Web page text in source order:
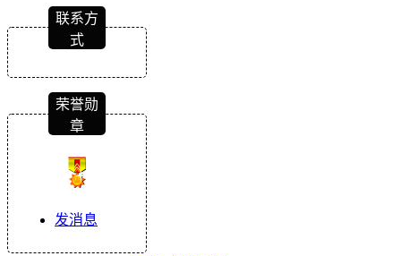
联系方
式
荣誉勋
章
发消息